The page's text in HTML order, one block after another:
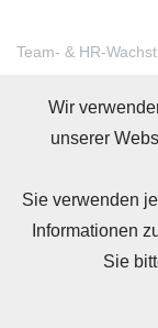
Team- & HR-
Wir
unserer
Sie verwenden
Informationen
Sie